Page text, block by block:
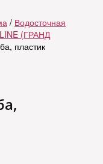
/ Водосточная
(ГРАНД
пластик